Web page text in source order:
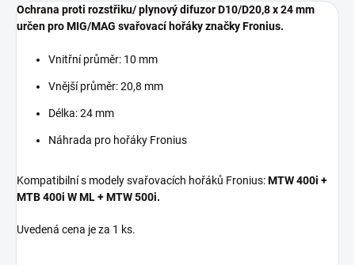
Ochrana proti rozstřiku/ plynový difuzor D10/D20,8 x 24 mm
určen pro MIG/MAG svařovací hořáky značky Fronius.
Vnitřní průměr: 10 mm
Vnější průměr: 20,8 mm
Délka: 24 mm
Náhrada pro hořáky Fronius
Kompatibilní s modely svařovacích hořáků Fronius:MTW 400i +
MTB 400i W ML + MTW 500i.
Uvedená cena je za 1 ks.